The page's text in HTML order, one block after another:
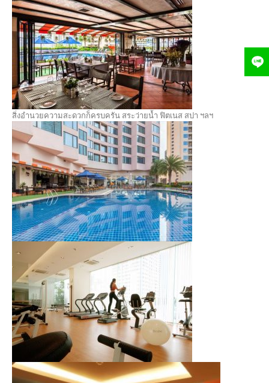
สิ่งอำนวยความสะดวกก็ครบครัน สระว่ายน้ำ ฟิตเนส สปา ฯลฯ